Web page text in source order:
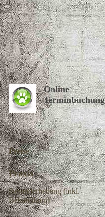
Online
Terminbuchung
Preise
Praxis
Befunderhebung (inkl.
Behandlung)